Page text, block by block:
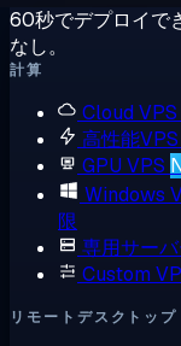
60秒でデプロイで
なし。
計算
Cloud VPS
高性能VPS
GPU VPS
Windows
限
専用サー
Custom
リモートデスクトップ